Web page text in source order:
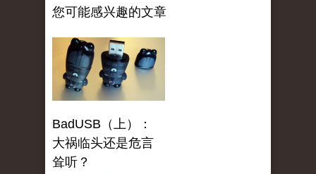
您可能感兴趣的文章
BadUSB（上）：
大祸临头还是危言
耸听？